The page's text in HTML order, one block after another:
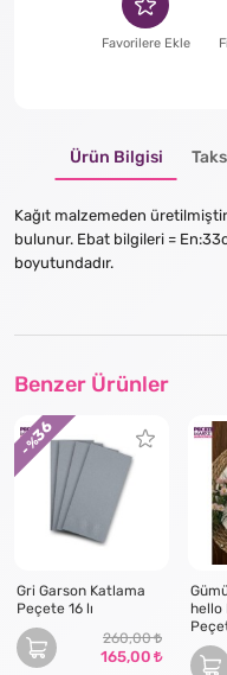
Favorilere Ekle
Ürün Bilgisi
Kağıt malzemeden
bulunur. Ebat bilgileri =
boyutundadır.
Benzer Ürünler
Gri Garson Katlama
Peçete 16 lı
260,00
165,00
- %
36
hello